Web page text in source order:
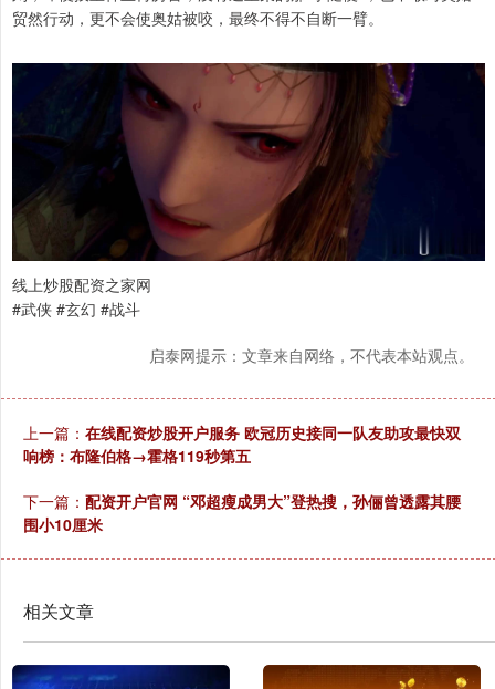
贸然行动，更不会使奥姑被咬，最终不得不自断一臂。
线上炒股配资之家网
#武侠 #玄幻 #战斗
启泰网提示：文章来自网络，不代表本站观点。
上一篇： 在线配资炒股开户服务 欧冠历史接同一队友助攻最快双
响榜：布隆伯格→霍格119秒第五
下一篇： 配资开户官网 “邓超瘦成男大”登热搜，孙俪曾透露其腰
围小10厘米
相关文章